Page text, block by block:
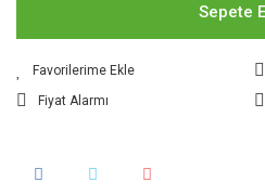
Sepete
Fiyat Alarmı